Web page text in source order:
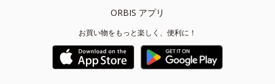
ORBIS アプリ
お買い物をもっと楽しく、便利に！